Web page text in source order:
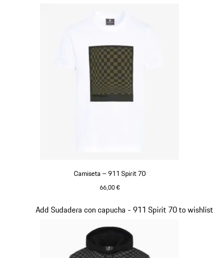
Camiseta – 911 Spirit 70
66,00 €
Add Sudadera con capucha - 911 Spirit 70 to wishlist
Diapositiva 2 de 20